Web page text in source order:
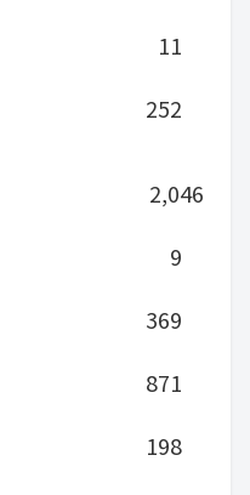
11
252
2,046
9
369
871
198